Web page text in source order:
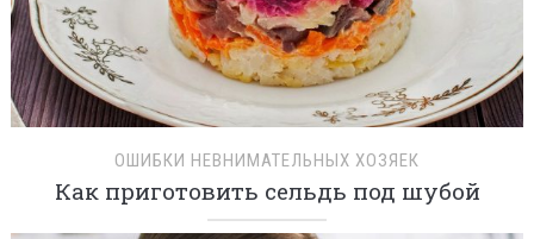
ОШИБКИ НЕВНИМАТЕЛЬНЫХ ХОЗЯЕК
Как приготовить сельдь под шубой